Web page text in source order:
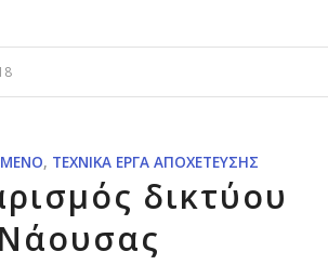
, ΤΕΧΝΙΚΆ ΈΡΓΑ ΑΠΟΧΈΤΕΥΣΗΣ
δικτύου